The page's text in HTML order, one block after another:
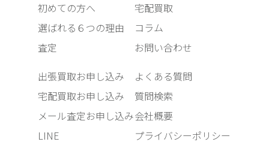
初めての方へ
選ばれる６つの理由
査定
宅配買取
コラム
お問い合わせ
出張買取お申し込み
宅配買取お申し込み
メール査定お申し込み
LINE
よくある質問
質問検索
会社概要
プライバシーポリシー